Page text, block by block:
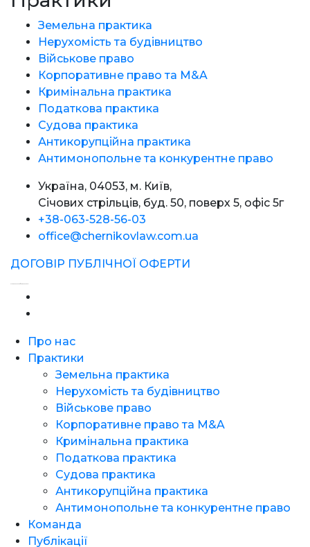
Земельна практика
Нерухомість та будівництво
Військове право
Корпоративне право та M&A
Кримінальна практика
Податкова практика
Судова практика
Антикорупційна практика
Антимонопольне та конкурентне право
Україна, 04053, м. Київ,
Січових стрільців, буд. 50, поверх 5, офіс 5г
+38-063-528-56-03
office@chernikovlaw.com.ua
ДОГОВІР ПУБЛІЧНОЇ ОФЕРТИ
Про нас
Практики
Земельна практика
Нерухомість та будівництво
Військове право
Корпоративне право та M&A
Кримінальна практика
Податкова практика
Судова практика
Антикорупційна практика
Антимонопольне та конкурентне право
Команда
Публікації